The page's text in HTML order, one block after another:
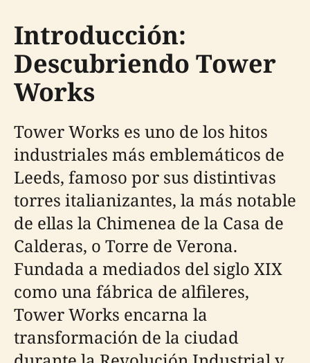
Introducción:
Descubriendo Tower
Works
Tower Works es uno de los hitos
industriales más emblemáticos de
Leeds, famoso por sus distintivas
torres italianizantes, la más notable
de ellas la Chimenea de la Casa de
Calderas, o Torre de Verona.
Fundada a mediados del siglo XIX
como una fábrica de alfileres,
Tower Works encarna la
transformación de la ciudad